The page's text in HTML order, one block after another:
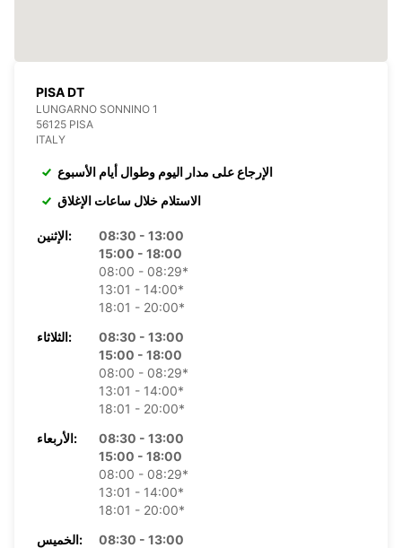
PISA DT
LUNGARNO SONNINO 1
56125 PISA
ITALY
الإرجاع على مدار اليوم وطوال أيام الأسبوع
الاستلام خلال ساعات الإغلاق
الإثنين:
08:30 - 13:00
15:00 - 18:00
08:00 - 08:29*
13:01 - 14:00*
18:01 - 20:00*
الثلاثاء:
08:30 - 13:00
15:00 - 18:00
08:00 - 08:29*
13:01 - 14:00*
18:01 - 20:00*
الأربعاء:
08:30 - 13:00
15:00 - 18:00
08:00 - 08:29*
13:01 - 14:00*
18:01 - 20:00*
الخميس:
08:30 - 13:00